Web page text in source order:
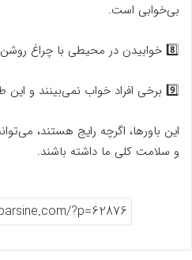
بی‌خوابی است.
8️⃣ خوابیدن در محیطی با چراغ روشن برای سلامت بی‌ضرر است.
9️⃣ برخی افراد خواب نمی‌بینند و این طبیعی است.
این باورها، اگرچه رایج هستند،
و سلامت کلی ما داشته باشند.